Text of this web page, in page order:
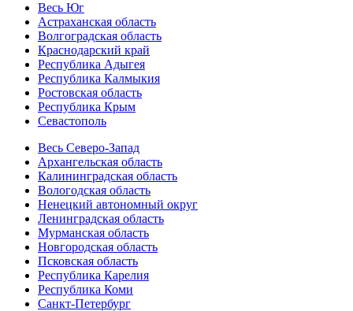
Весь Юг
Астраханская область
Волгоградская область
Краснодарский край
Республика Адыгея
Республика Калмыкия
Ростовская область
Республика Крым
Севастополь
Весь Северо-Запад
Архангельская область
Калининградская область
Вологодская область
Ненецкий автономный округ
Ленинградская область
Мурманская область
Новгородская область
Псковская область
Республика Карелия
Республика Коми
Санкт-Петербург